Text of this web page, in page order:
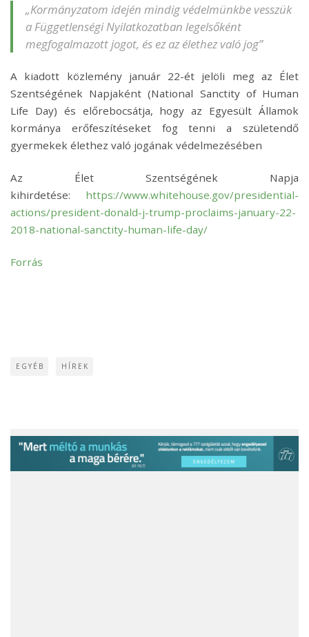
„Kormányzatom idején mindig védelmünkbe vesszük
a Függetlenségi Nyilatkozatban legelsőként
megfogalmazott jogot, és ez az élethez való jog”
A kiadott közlemény január 22-ét jelöli meg az Élet
Szentségének Napjaként (National Sanctity of Human
Life Day) és előrebocsátja, hogy az Egyesült Államok
kormánya erőfeszítéseket fog tenni a születendő
gyermekek élethez való jogának védelmezésében
Az Élet Szentségének Napja
kihirdetése: https://www.whitehouse.gov/presidential-
actions/president-donald-j-trump-proclaims-january-22-
2018-national-sanctity-human-life-day/
Forrás
EGYÉB HÍREK